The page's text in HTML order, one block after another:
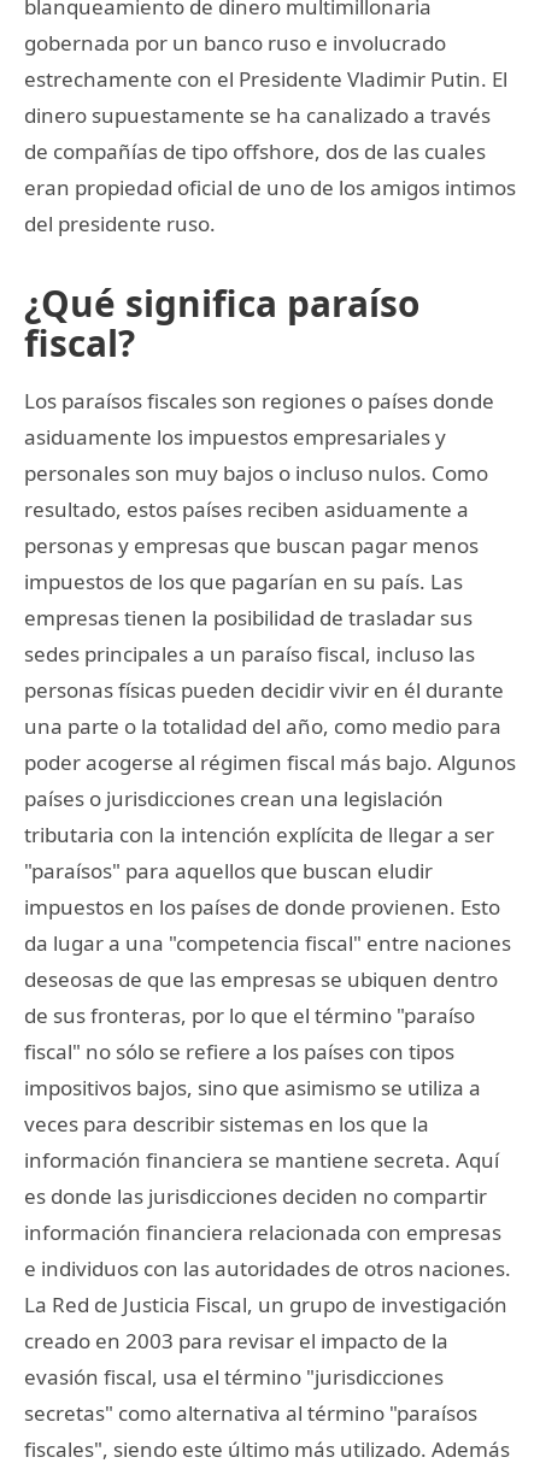
blanqueamiento de dinero multimillonaria
gobernada por un banco ruso e involucrado
estrechamente con el Presidente Vladimir Putin. El
dinero supuestamente se ha canalizado a través
de compañías de tipo offshore, dos de las cuales
eran propiedad oficial de uno de los amigos intimos
del presidente ruso.
¿Qué significa paraíso
fiscal?
Los paraísos fiscales son regiones o países donde
asiduamente los impuestos empresariales y
personales son muy bajos o incluso nulos. Como
resultado, estos países reciben asiduamente a
personas y empresas que buscan pagar menos
impuestos de los que pagarían en su país. Las
empresas tienen la posibilidad de trasladar sus
sedes principales a un paraíso fiscal, incluso las
personas físicas pueden decidir vivir en él durante
una parte o la totalidad del año, como medio para
poder acogerse al régimen fiscal más bajo. Algunos
países o jurisdicciones crean una legislación
tributaria con la intención explícita de llegar a ser
"paraísos" para aquellos que buscan eludir
impuestos en los países de donde provienen. Esto
da lugar a una "competencia fiscal" entre naciones
deseosas de que las empresas se ubiquen dentro
de sus fronteras, por lo que el término "paraíso
fiscal" no sólo se refiere a los países con tipos
impositivos bajos, sino que asimismo se utiliza a
veces para describir sistemas en los que la
información financiera se mantiene secreta. Aquí
es donde las jurisdicciones deciden no compartir
información financiera relacionada con empresas
e individuos con las autoridades de otros naciones.
La Red de Justicia Fiscal, un grupo de investigación
creado en 2003 para revisar el impacto de la
evasión fiscal, usa el término "jurisdicciones
secretas" como alternativa al término "paraísos
fiscales", siendo este último más utilizado. Además